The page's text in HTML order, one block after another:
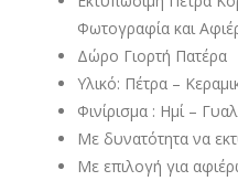
Φωτογραφία και
Δώρο Γιορτή Πατέρα
Υλικό: Πέτρα –
Φινίρισμα : Ημί –
Με δυνατότητα να
Με επιλογή για